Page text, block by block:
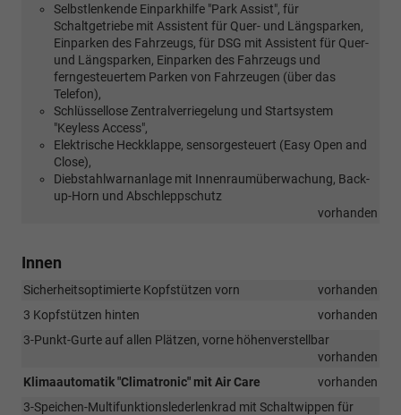
Selbstlenkende Einparkhilfe "Park Assist", für
Schaltgetriebe mit Assistent für Quer- und Längsparken,
Einparken des Fahrzeugs, für DSG mit Assistent für Quer-
und Längsparken, Einparken des Fahrzeugs und
ferngesteuertem Parken von Fahrzeugen (über das
Telefon),
Schlüssellose Zentralverriegelung und Startsystem
"Keyless Access",
Elektrische Heckklappe, sensorgesteuert (Easy Open and
Close),
Diebstahlwarnanlage mit Innenraumüberwachung, Back-
up-Horn und Abschleppschutz
vorhanden
Innen
Sicherheitsoptimierte Kopfstützen vorn
vorhanden
3 Kopfstützen hinten
vorhanden
3-Punkt-Gurte auf allen Plätzen, vorne höhenverstellbar
vorhanden
Klimaautomatik "Climatronic" mit Air Care
vorhanden
3-Speichen-Multifunktionslederlenkrad mit Schaltwippen für